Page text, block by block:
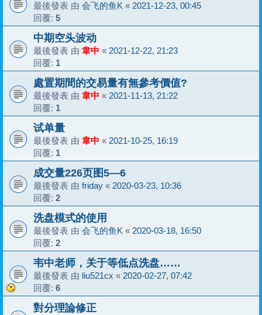
最後發表 由 会飞的鱼K « 2021-12-23, 00:45
回覆: 5
中期空头波动
最後發表 由 韋中 « 2021-12-22, 21:23
回覆: 1
處置期間的交易量有無參考價值?
最後發表 由 韋中 « 2021-11-13, 21:22
回覆: 1
试单量
最後發表 由 韋中 « 2021-10-25, 16:19
回覆: 1
成交量226页图5—6
最後發表 由 friday « 2020-03-23, 10:36
回覆: 2
洗盘模式的使用
最後發表 由 会飞的鱼K « 2020-03-18, 16:50
回覆: 2
韦中老师，关于等低点洗盘……
最後發表 由 liu521cx « 2020-02-27, 07:42
回覆: 6
對分理論修正